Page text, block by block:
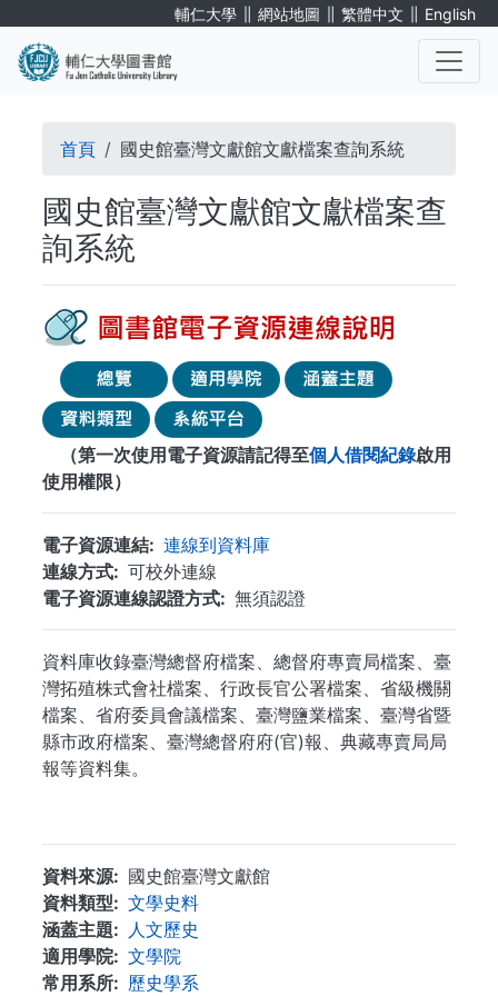
輔仁大學 ∥ 網站地圖 ∥ 繁體中文 ∥ English
導
連
結
首頁 國史館臺灣文獻館文獻檔案查詢系統
國史館臺灣文獻館文獻檔案查
詢系統
（第一次使用電子資源請記得至個人借閱紀錄啟用
使用權限）
電子資源連結
連線到資料庫
連線方式
可校外連線
電子資源連線認證方式
無須認證
資料庫收錄臺灣總督府檔案、總督府專賣局檔案、臺
灣拓殖株式會社檔案、行政長官公署檔案、省級機關
檔案、省府委員會議檔案、臺灣鹽業檔案、臺灣省暨
縣市政府檔案、臺灣總督府府(官)報、典藏專賣局局
報等資料集。
資料來源
國史館臺灣文獻館
資料類型
文學史料
涵蓋主題
人文歷史
適用學院
文學院
常用系所
歷史學系